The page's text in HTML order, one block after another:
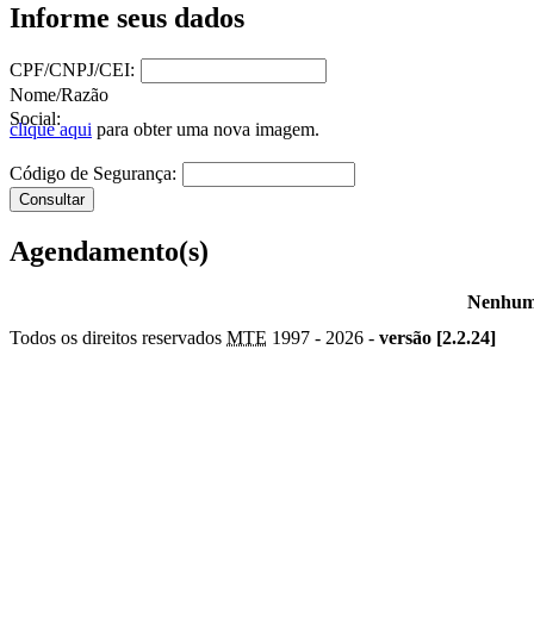
Informe seus dados
CPF/CNPJ/CEI:
Nome/Razão
Social:
clique aqui para obter uma nova imagem.
Código de Segurança:
Agendamento(s)
Todos os direitos reservados MTE 1997 - 2026 - versão [2.2.24]